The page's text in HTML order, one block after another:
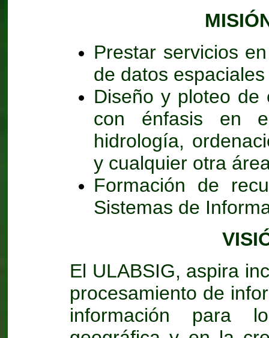
Prestar servicios
de datos
Diseño y ploteo de
con énfasis en
hidrología,
y cualquier otra
Formación de
Sistemas de
El ULABSIG, aspira
procesamiento de
información para